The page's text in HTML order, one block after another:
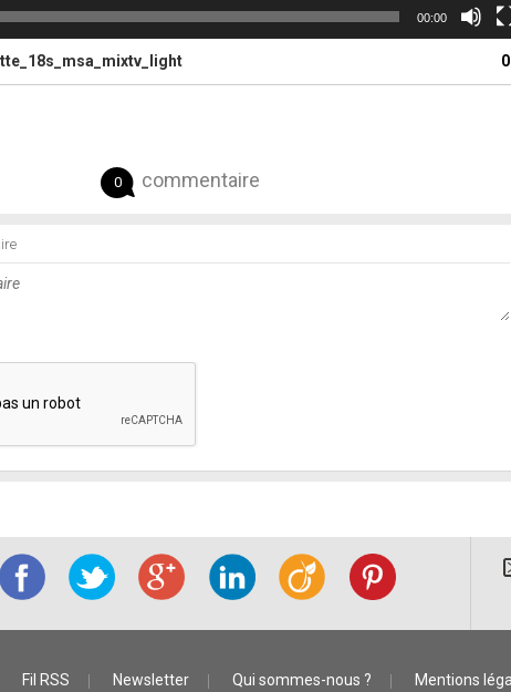
00:00
0 commentaire
Fil RSS Newsletter Qui sommes-nous ? Mentions